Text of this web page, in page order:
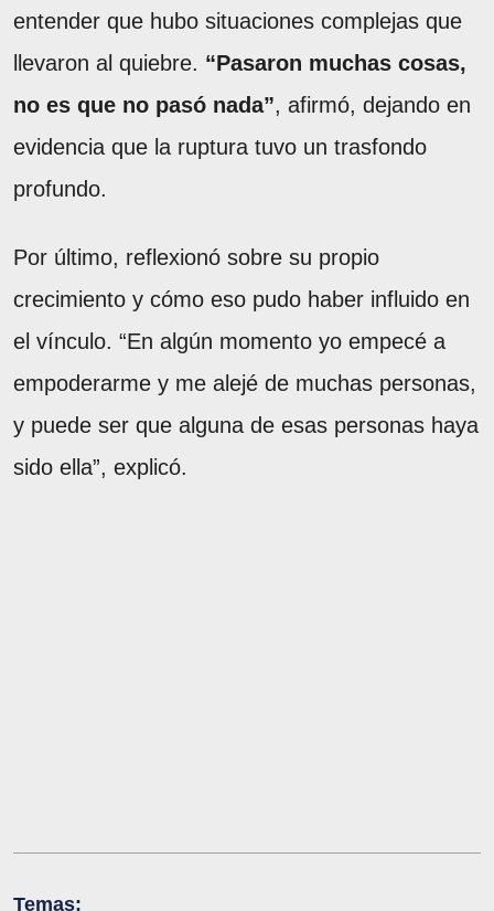
entender que hubo situaciones complejas que
llevaron al quiebre. “Pasaron muchas cosas,
no es que no pasó nada”, afirmó, dejando en
evidencia que la ruptura tuvo un trasfondo
profundo.
Por último, reflexionó sobre su propio
crecimiento y cómo eso pudo haber influido en
el vínculo. “En algún momento yo empecé a
empoderarme y me alejé de muchas personas,
y puede ser que alguna de esas personas haya
sido ella”, explicó.
Temas: